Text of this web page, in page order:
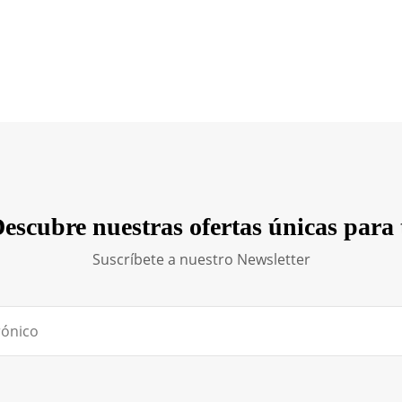
nuestras ofertas únicas para
Suscríbete a nuestro Newsletter